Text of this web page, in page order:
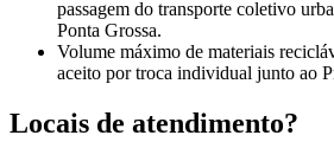
passagem do transporte coletivo
Ponta Grossa.
Volume máximo de materiais
aceito por troca individual junto ao
Locais de atendimento?